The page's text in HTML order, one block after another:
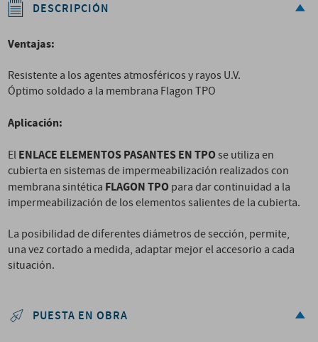
DESCRIPCIÓN
Ventajas:
Resistente a los agentes atmosféricos y rayos U.V.
Óptimo soldado a la membrana Flagon TPO
Aplicación:
ElENLACE ELEMENTOS PASANTES EN TPOse utiliza en
cubierta en sistemas de impermeabilización realizados con
membrana sintética FLAGON TPOpara dar continuidad a la
impermeabilización de los elementos salientes de la cubierta.
La posibilidad de diferentes diámetros de sección, permite,
una vez cortado a medida, adaptar mejor el accesorio a cada
situación.
PUESTA EN OBRA